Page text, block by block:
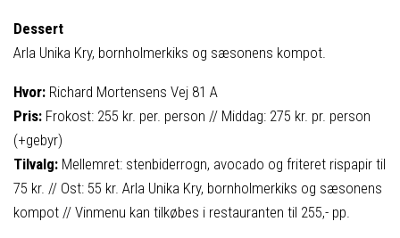
Dessert
Arla Unika Kry, bornholmerkiks og sæsonens kompot.
Hvor: Richard Mortensens Vej 81 A
Pris: Frokost: 255 kr. per. person // Middag: 275 kr. pr. person
(+gebyr)
Tilvalg: Mellemret: stenbiderrogn, avocado og friteret rispapir til
75 kr. // Ost: 55 kr. Arla Unika Kry, bornholmerkiks og sæsonens
kompot // Vinmenu kan tilkøbes i restauranten til 255,- pp.